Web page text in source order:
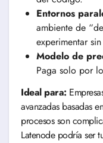
Entornos
ambiente de
experimentar
Modelo de
Paga solo por
Ideal para:
avanzadas basadas
procesos son
Latenode podría ser